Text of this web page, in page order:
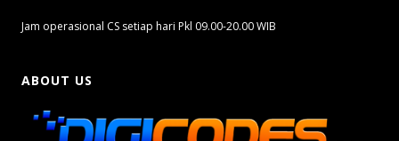
Jam operasional CS setiap hari Pkl 09.00-20.00 WIB
ABOUT US